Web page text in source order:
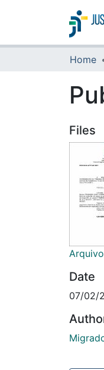
Home
Files
Date
07/02/